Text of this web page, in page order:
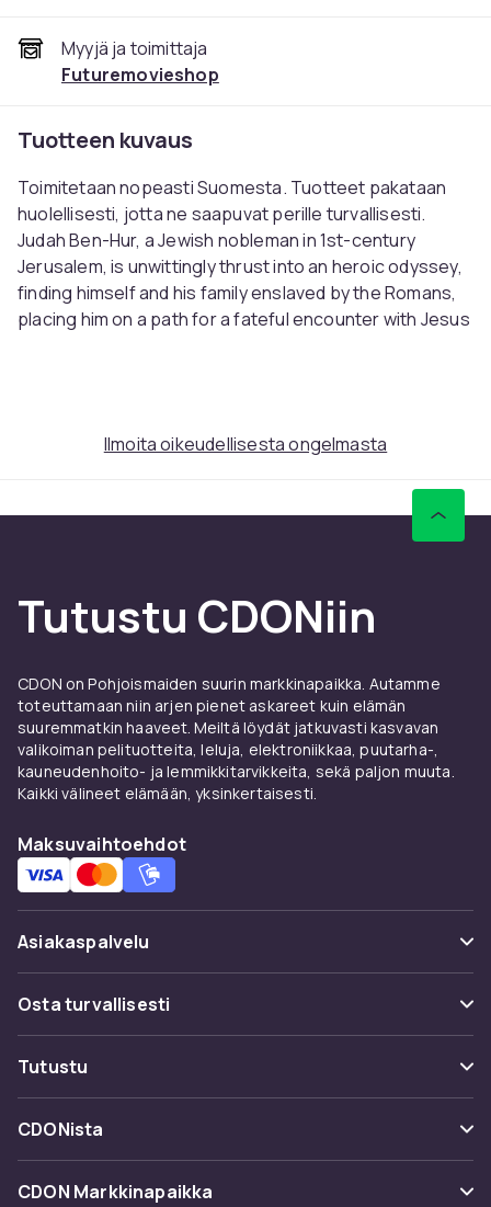
Myyjä ja toimittaja
Futuremovieshop
Tuotteen kuvaus
Toimitetaan nopeasti Suomesta. Tuotteet pakataan
huolellisesti, jotta ne saapuvat perille turvallisesti.
Judah Ben-Hur, a Jewish nobleman in 1st-century
Jerusalem, is unwittingly thrust into an heroic odyssey,
finding himself and his family enslaved by the Romans,
placing him on a path for a fateful encounter with Jesus
Ääni: Englanti Dolby Atmos
Ikäraja: MEKU 12
Levyt:
Kolme levyä (1 BD-100, 1 BD-66, 1 BD-50)
Aluekoodi:
4K Blu-ray: Aluevapaa
Genre: Draama, eepos, historia, elämäkerta
Julkaisija: SF Studios
Julkaisupäivä: 30.03.2026
Ohjaaja: William Wyler
Näyttelijät: Charlton Heston, Jack Hawkins, Haya
Stephen Boyd, Hugh Griffith, Martha Scott
Tuotenro
Tuoteturvallisuustiedot
Ilmoita oikeudellisesta ongelmasta
Tutustu CDONiin
CDON on Pohjoismaiden suurin markkinapaikka. Autamme
toteuttamaan niin arjen pienet askareet kuin elämän
suuremmatkin haaveet. Meiltä löydät jatkuvasti kasvavan
valikoiman pelituotteita, leluja, elektroniikkaa, puutarha-,
kauneudenhoito- ja lemmikkitarvikkeita, sekä paljon muuta.
Kaikki välineet elämään, yksinkertaisesti.
Maksuvaihtoehdot
Asiakaspalvelu
Usein kysyttyä (UKK)
Seuraa pakettia
Ota yhteyttä
Osta turvallisesti
Maksuvaihtoehdot
Toimitus
Takaisinvedot
Tutustu
Kategoriat
Tuotemerkit
CDONista
Tietoa meistä
CDON Markkinapaikka